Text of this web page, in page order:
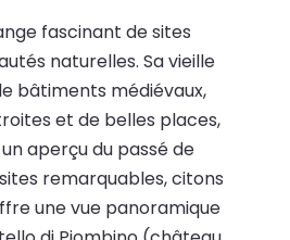
fascinant de sites
naturelles. Sa vieille
bâtiments médiévaux,
et de belles places,
aperçu du passé de
remarquables, citons
une vue panoramique